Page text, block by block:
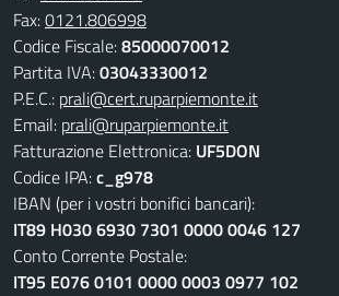
Fax:0121.806998
Codice Fiscale:85000070012
Partita IVA:03043330012
P.E.C.: prali@cert.ruparpiemonte.it
Email: prali@ruparpiemonte.it
Fatturazione Elettronica: UF5DON
Codice IPA:c_g978
IBAN (per i vostri bonifici bancari):
IT89 H030 6930 7301 0000 0046 127
Conto Corrente Postale:
IT95 E076 0101 0000 0003 0977 102